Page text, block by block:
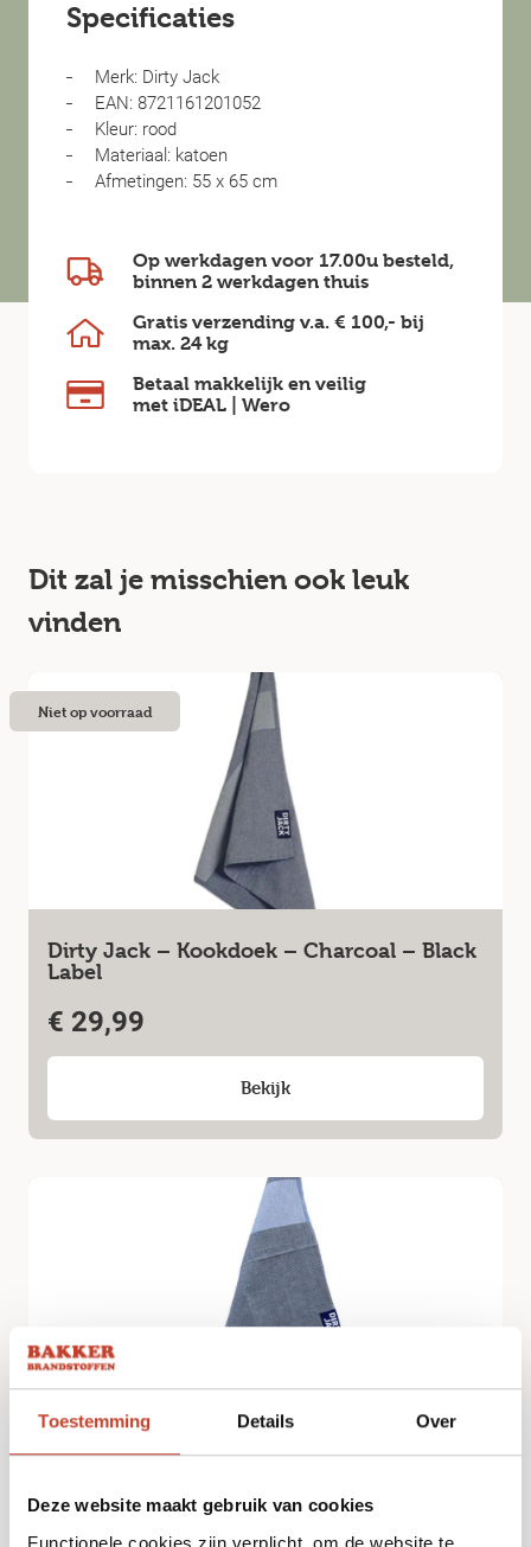
Toestemming Details Over
Deze website maakt gebruik van cookies
Functionele cookies zijn verplicht, om de website te
Specificaties
Merk: Dirty Jack
EAN: 8721161201052
Kleur: rood
Materiaal: katoen
Afmetingen: 55 x 65 cm
Op werkdagen voor 17.00u besteld,
binnen 2 werkdagen thuis
Gratis verzending v.a. € 100,- bij
max. 24 kg
Betaal makkelijk en veilig
met iDEAL | Wero
Dit zal je misschien ook leuk
vinden
Dirty Jack – Kookdoek – Charcoal – Black
Label
€ 29,99
Bekijk
Niet op voorraad
Dirty Jack – Kookdoek – Denim
€29,99